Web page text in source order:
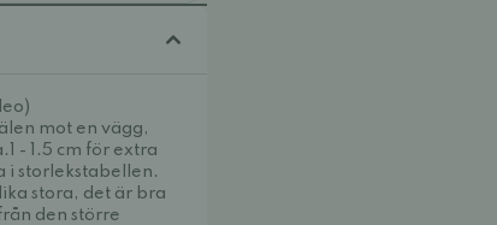
mot en vägg,
- 1.5 cm för extra
i storlekstabellen.
stora, det är bra
den större